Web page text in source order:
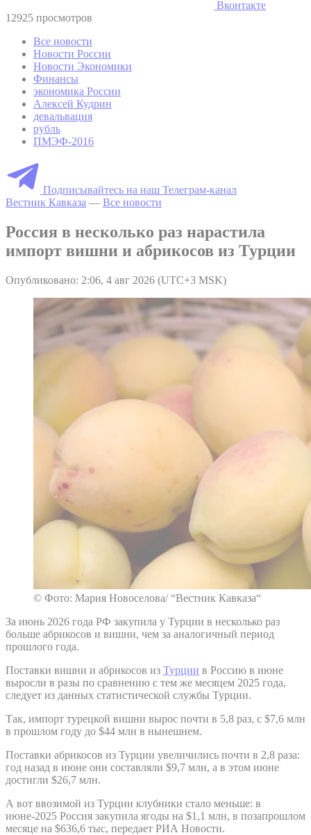
Вконтакте
12925 просмотров
Все новости
Новости России
Новости Экономики
Финансы
экономика России
Алексей Кудрин
девальвация
рубль
ПМЭФ-2016
Подписывайтесь на наш Телеграм-канал
Вестник Кавказа — Все новости
Россия в несколько раз нарастила
импорт вишни и абрикосов из Турции
Опубликовано: 2:06, 4 авг 2026 (UTC+3 MSK)
© Фото: Мария Новоселова/ “Вестник Кавказа“
За июнь 2026 года РФ закупила у Турции в несколько раз
больше абрикосов и вишни, чем за аналогичный период
прошлого года.
Поставки вишни и абрикосов из Турции в Россию в июне
выросли в разы по сравнению с тем же месяцем 2025 года,
следует из данных статистической службы Турции.
Так, импорт турецкой вишни вырос почти в 5,8 раз, с $7,6 млн
в прошлом году до $44 млн в нынешнем.
Поставки абрикосов из Турции увеличились почти в 2,8 раза:
год назад в июне они составляли $9,7 млн, а в этом июне
достигли $26,7 млн.
А вот ввозимой из Турции клубники стало меньше: в
июне-2025 Россия закупила ягоды на $1,1 млн, в позапрошлом
месяце на $636,6 тыс, передает РИА Новости.